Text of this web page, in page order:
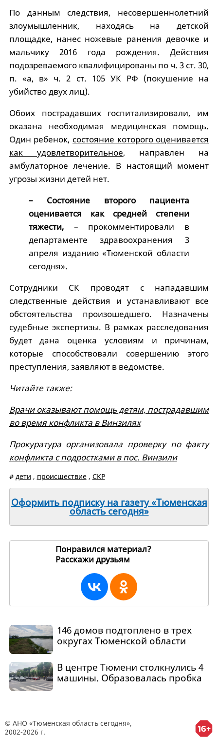
По данным следствия, несовершеннолетний
злоумышленник, находясь на детской
площадке, нанес ножевые ранения девочке и
мальчику 2016 года рождения. Действия
подозреваемого квалифицированы по ч. 3 ст. 30,
п. «а, в» ч. 2 ст. 105 УК РФ (покушение на
убийство двух лиц).
Обоих пострадавших госпитализировали, им
оказана необходимая медицинская помощь.
Один ребенок, состояние которого оценивается
как удовлетворительное, направлен на
амбулаторное лечение. В настоящий момент
угрозы жизни детей нет.
– Состояние второго пациента
оценивается как средней степени
тяжести,– прокомментировали в
департаменте здравоохранения 3
апреля изданию «Тюменской области
сегодня».
Сотрудники СК проводят с нападавшим
следственные действия и устанавливают все
обстоятельства произошедшего. Назначены
судебные экспертизы. В рамках расследования
будет дана оценка условиям и причинам,
которые способствовали совершению этого
преступления, заявляют в ведомстве.
Читайте также:
Врачи оказывают помощь детям, пострадавшим
во время конфликта в Винзилях
Прокуратура организовала проверку по факту
конфликта с подростками в пос. Винзили
# дети , происшествие, СКР
Оформить подписку на газету «Тюменская
область сегодня»
Понравился материал?
Расскажи друзьям
146 домов подтоплено в трех
округах Тюменской области
В центре Тюмени столкнулись 4
машины. Образовалась пробка
© АНО «Тюменская область сегодня»,
2002-2026 г.